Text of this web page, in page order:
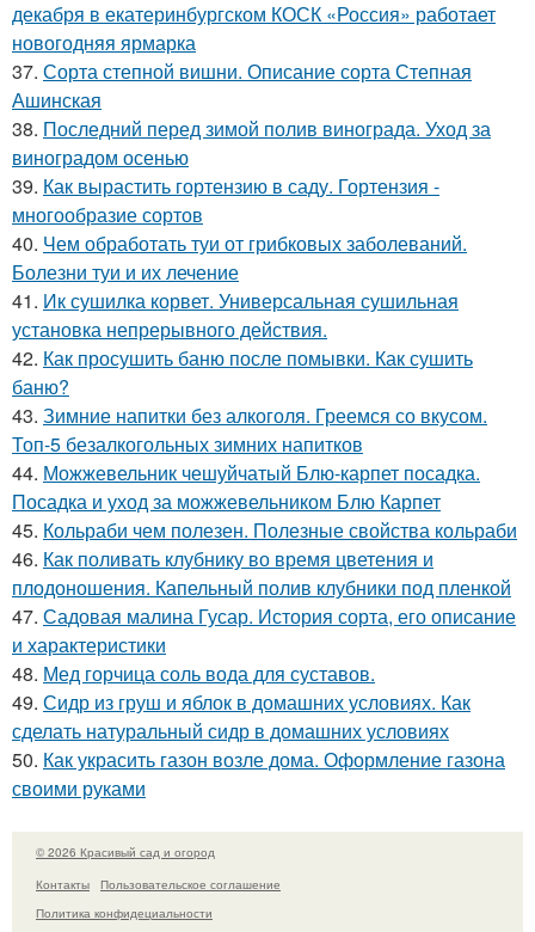
декабря в екатеринбургском КОСК «Россия» работает
новогодняя ярмарка
37. Сорта степной вишни. Описание сорта Степная
Ашинская
38. Последний перед зимой полив винограда. Уход за
виноградом осенью
39. Как вырастить гортензию в саду. Гортензия -
многообразие сортов
40. Чем обработать туи от грибковых заболеваний.
Болезни туи и их лечение
41. Ик сушилка корвет. Универсальная сушильная
установка непрерывного действия.
42. Как просушить баню после помывки. Как сушить
баню?
43. Зимние напитки без алкоголя. Греемся со вкусом.
Топ-5 безалкогольных зимних напитков
44. Можжевельник чешуйчатый Блю-карпет посадка.
Посадка и уход за можжевельником Блю Карпет
45. Кольраби чем полезен. Полезные свойства кольраби
46. Как поливать клубнику во время цветения и
плодоношения. Капельный полив клубники под пленкой
47. Садовая малина Гусар. История сорта, его описание
и характеристики
48. Мед горчица соль вода для суставов.
49. Сидр из груш и яблок в домашних условиях. Как
сделать натуральный сидр в домашних условиях
50. Как украсить газон возле дома. Оформление газона
своими руками
© 2026 Красивый сад и огород
Контакты
Пользовательское соглашение
Политика конфидециальности